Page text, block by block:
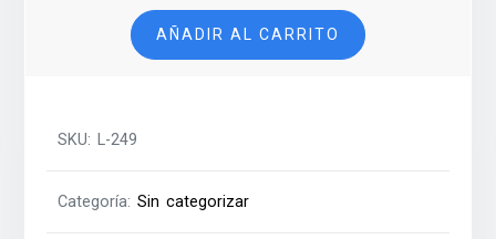
–
2003
cantidad
AÑADIR AL CARRITO
SKU: L-249
Categoría:Sin categorizar